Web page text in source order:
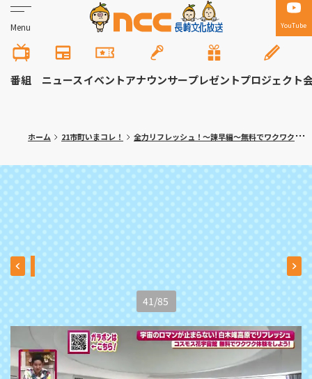
Menu YouTube
番組 ニュースイベントアナウンサープレゼントプロジェクト
ホーム 21市町いまコレ！ 全力リフレッシュ！～諫早編～無料でワクワク体験！大人の隠れ家カフェも
41/85